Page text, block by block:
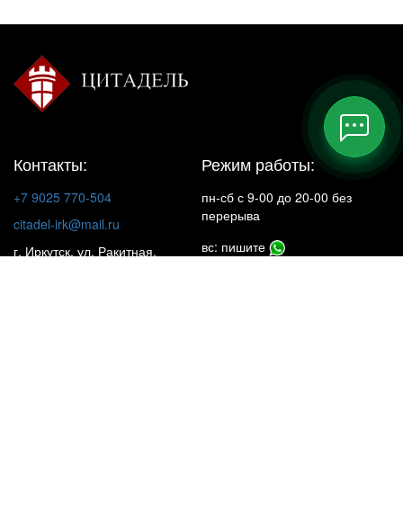
Контакты:
+7 9025 770-504
citadel-irk@mail.ru
г. Иркутск, ул. Ракитная,
Режим работы:
пн-сб с 9-00 до 20-00 без
перерыва
вс: пишите